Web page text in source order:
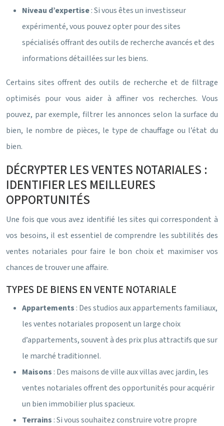
Niveau d’expertise: Si vous êtes un investisseur
expérimenté, vous pouvez opter pour des sites
spécialisés offrant des outils de recherche avancés et des
informations détaillées sur les biens.
Certains sites offrent des outils de recherche et de filtrage
optimisés pour vous aider à affiner vos recherches. Vous
pouvez, par exemple, filtrer les annonces selon la surface du
bien, le nombre de pièces, le type de chauffage ou l’état du
bien.
DÉCRYPTER LES VENTES NOTARIALES :
IDENTIFIER LES MEILLEURES
OPPORTUNITÉS
Une fois que vous avez identifié les sites qui correspondent à
vos besoins, il est essentiel de comprendre les subtilités des
ventes notariales pour faire le bon choix et maximiser vos
chances de trouver une affaire.
TYPES DE BIENS EN VENTE NOTARIALE
Appartements : Des studios aux appartements familiaux,
les ventes notariales proposent un large choix
d’appartements, souvent à des prix plus attractifs que sur
le marché traditionnel.
Maisons : Des maisons de ville aux villas avec jardin, les
ventes notariales offrent des opportunités pour acquérir
un bien immobilier plus spacieux.
Terrains : Si vous souhaitez construire votre propre